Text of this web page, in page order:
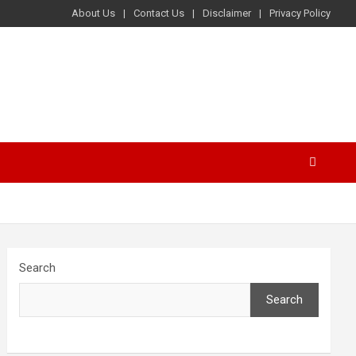
About Us Contact Us Disclaimer Privacy Policy
Search
Search